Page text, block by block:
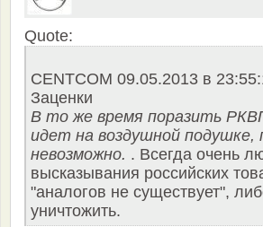
Quote:
CENTCOM 09.05.2013 в
Заценки
В то же время поразить
идет на воздушной подушке,
невозможно. . Всегда очень
высказывания российских
"аналогов не существует",
уничтожить.